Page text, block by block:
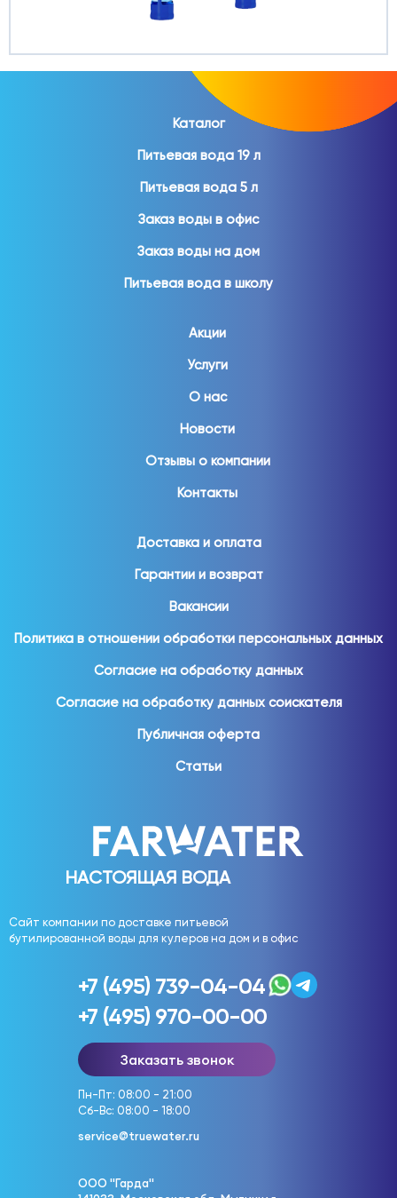
НАСТОЯЩАЯ ВОДА
Сайт компании по доставке питьевой
бутилированной воды для кулеров на дом и в офис
Каталог
Питьевая вода 19 л
Питьевая вода 5 л
Заказ воды в офис
Заказ воды на дом
Питьевая вода в школу
Акции
Услуги
О нас
Новости
Отзывы о компании
Контакты
Доставка и оплата
Гарантии и возврат
Вакансии
Политика в отношении обработки персональных данных
Согласие на обработку данных
Согласие на обработку данных соискателя
Публичная оферта
Статьи
+7 (495) 739-04-04
+7 (495) 970-00-00
Заказать звонок
Пн-Пт: 08:00 - 21:00
Сб-Вс: 08:00 - 18:00
service@truewater.ru
ООО "Гарда"